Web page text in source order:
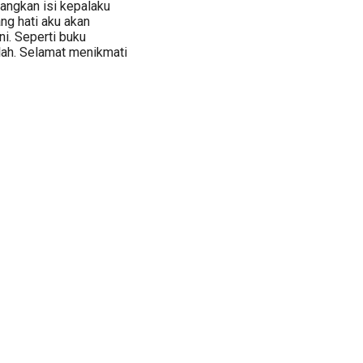
isi kepalaku
hati aku akan
Seperti buku
Selamat menikmati